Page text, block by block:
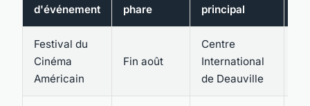
d'événement
phare
principal
Festival du
Cinéma
Américain
Fin août
Centre
International
de Deauville